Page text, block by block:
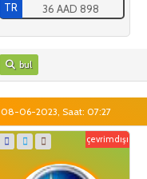
TR 36 AAD 898
bul
08-06-2023, Saat: 07:27
çevrimdışı